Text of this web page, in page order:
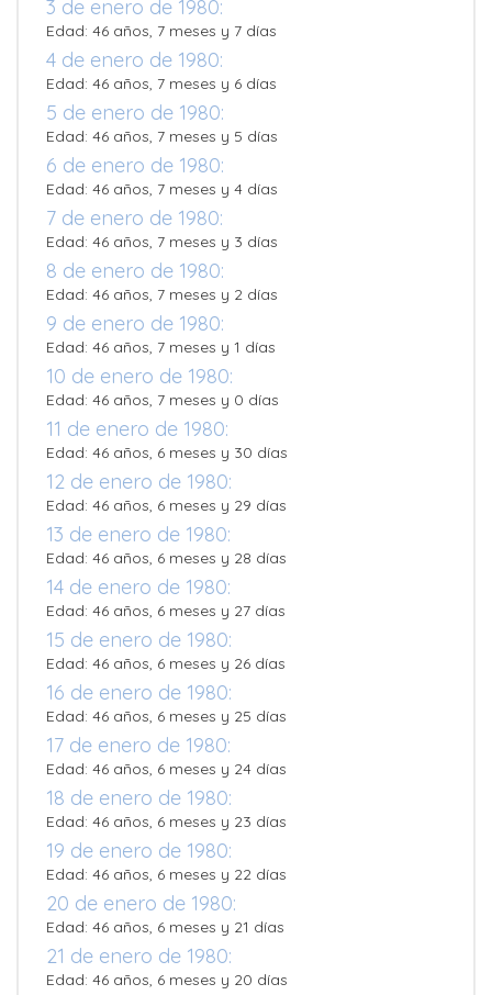
3 de enero de 1980:
Edad: 46 años, 7 meses y 7 días
4 de enero de 1980:
Edad: 46 años, 7 meses y 6 días
5 de enero de 1980:
Edad: 46 años, 7 meses y 5 días
6 de enero de 1980:
Edad: 46 años, 7 meses y 4 días
7 de enero de 1980:
Edad: 46 años, 7 meses y 3 días
8 de enero de 1980:
Edad: 46 años, 7 meses y 2 días
9 de enero de 1980:
Edad: 46 años, 7 meses y 1 días
10 de enero de 1980:
Edad: 46 años, 7 meses y 0 días
11 de enero de 1980:
Edad: 46 años, 6 meses y 30 días
12 de enero de 1980:
Edad: 46 años, 6 meses y 29 días
13 de enero de 1980:
Edad: 46 años, 6 meses y 28 días
14 de enero de 1980:
Edad: 46 años, 6 meses y 27 días
15 de enero de 1980:
Edad: 46 años, 6 meses y 26 días
16 de enero de 1980:
Edad: 46 años, 6 meses y 25 días
17 de enero de 1980:
Edad: 46 años, 6 meses y 24 días
18 de enero de 1980:
Edad: 46 años, 6 meses y 23 días
19 de enero de 1980:
Edad: 46 años, 6 meses y 22 días
20 de enero de 1980:
Edad: 46 años, 6 meses y 21 días
21 de enero de 1980:
Edad: 46 años, 6 meses y 20 días